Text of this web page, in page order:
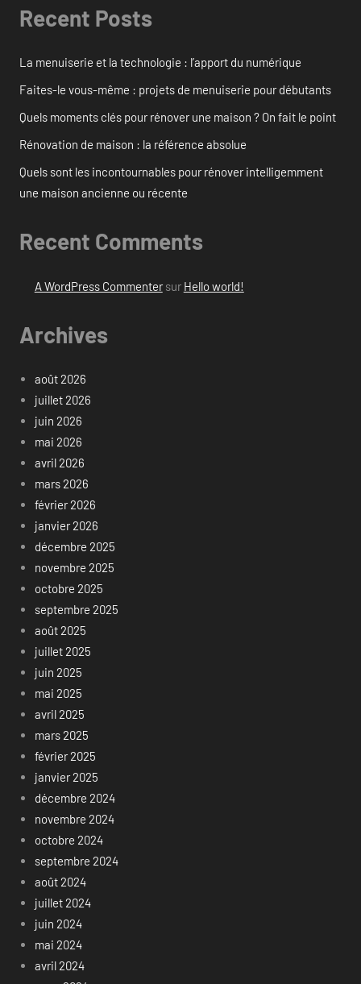
Recent Posts
La menuiserie et la technologie : l’apport du numérique
Faites-le vous-même : projets de menuiserie pour débutants
Quels moments clés pour rénover une maison ? On fait le point
Rénovation de maison : la référence absolue
Quels sont les incontournables pour rénover intelligemment
une maison ancienne ou récente
Recent Comments
A WordPress Commentersur Hello world!
Archives
août 2026
juillet 2026
juin 2026
mai 2026
avril 2026
mars 2026
février 2026
janvier 2026
décembre 2025
novembre 2025
octobre 2025
septembre 2025
août 2025
juillet 2025
juin 2025
mai 2025
avril 2025
mars 2025
février 2025
janvier 2025
décembre 2024
novembre 2024
octobre 2024
septembre 2024
août 2024
juillet 2024
juin 2024
mai 2024
avril 2024